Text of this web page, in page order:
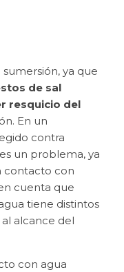
ya que
de sal
resquicio del
En un
contra
un problema, ya
contacto con
cuenta que
tiene distintos
alcance del
con agua